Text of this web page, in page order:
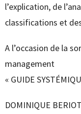
l’explication, de
classifications et
A l’occasion de la
management
« GUIDE
DOMINIQUE